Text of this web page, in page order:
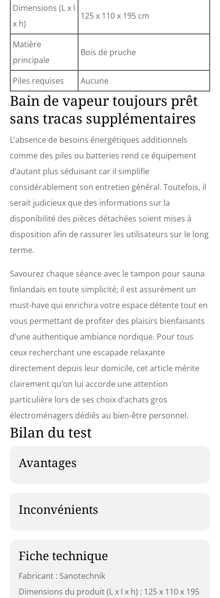
Dimensions (L x l
x h)
125 x 110 x 195 cm
Matière
principale
Bois de pruche
Piles requises Aucune
Bain de vapeur toujours prêt
sans tracas supplémentaires
L’absence de besoins énergétiques additionnels
comme des piles ou batteries rend ce équipement
d’autant plus séduisant car il simplifie
considérablement son entretien général. Toutefois, il
serait judicieux que des informations sur la
disponibilité des pièces détachées soient mises à
disposition afin de rassurer les utilisateurs sur le long
terme.
Savourez chaque séance avec le tampon pour sauna
finlandais en toute simplicité; il est assurément un
must-have qui enrichira votre espace détente tout en
vous permettant de profiter des plaisirs bienfaisants
d’une authentique ambiance nordique. Pour tous
ceux recherchant une escapade relaxante
directement depuis leur domicile, cet article mérite
clairement qu’on lui accorde une attention
particulière lors de ses choix d’achats gros
électroménagers dédiés au bien-être personnel.
Bilan du test
Avantages
Inconvénients
Fiche technique
Fabricant : Sanotechnik
Dimensions du produit (L x l x h) : 125 x 110 x 195